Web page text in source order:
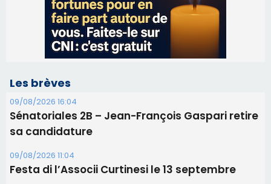
Les brèves
09/08/2026 16:04
Sénatoriales 2B – Jean-François Gaspari retire
sa candidature
09/08/2026 11:04
Festa di l’Associi Curtinesi le 13 septembre